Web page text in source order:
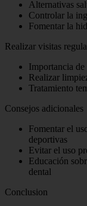
Alternativas
Controlar la
Fomentar la
Realizar visitas
Importancia de
Realizar
Tratamiento
Consejos adicionales
Fomentar el
deportivas
Evitar el uso
Educación
dental
Conclusion